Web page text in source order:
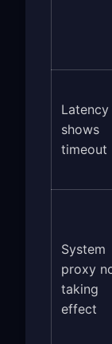
shows
timeout
System
proxy
taking
effect